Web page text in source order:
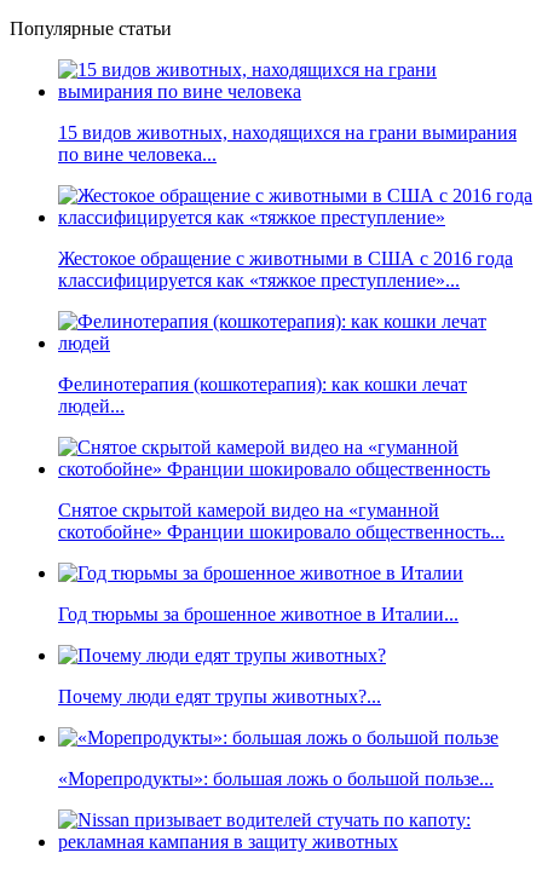
Популярные статьи
15 видов животных, находящихся на грани вымирания
по вине человека...
Жестокое обращение с животными в США с 2016 года
классифицируется как «тяжкое преступление»...
Фелинотерапия (кошкотерапия): как кошки лечат
людей...
Снятое скрытой камерой видео на «гуманной
скотобойне» Франции шокировало общественность...
Год тюрьмы за брошенное животное в Италии...
Почему люди едят трупы животных?...
«Морепродукты»: большая ложь о большой пользе...